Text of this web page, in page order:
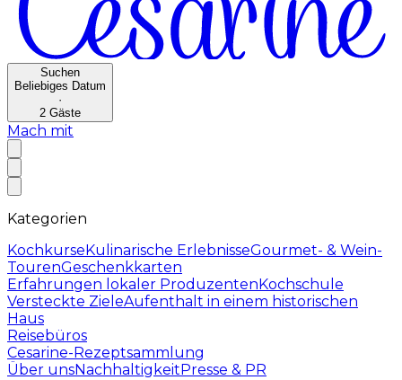
Suchen
Beliebiges Datum
·
2 Gäste
Mach mit
Kategorien
KochkurseKulinarische ErlebnisseGourmet- & Wein-
TourenGeschenkkarten
Erfahrungen lokaler ProduzentenKochschule
Versteckte ZieleAufenthalt in einem historischen
Haus
Reisebüros
Cesarine-Rezeptsammlung
Über unsNachhaltigkeitPresse & PR